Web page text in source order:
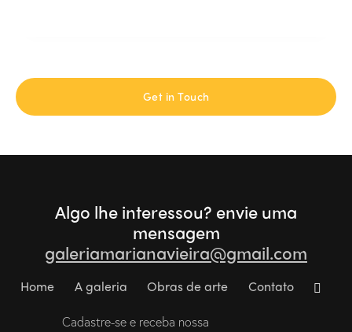
Algo lhe interessou? envie uma
mensagem
galeriamarianavieira@gmail.com
Home A galeria Obras de arte Contato
Cadastre-se e receba nossa